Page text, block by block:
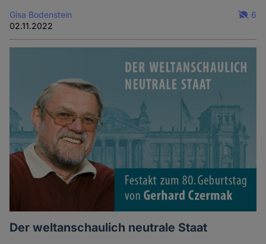
Gisa Bodenstein
02.11.2022
6
Der weltanschaulich neutrale Staat